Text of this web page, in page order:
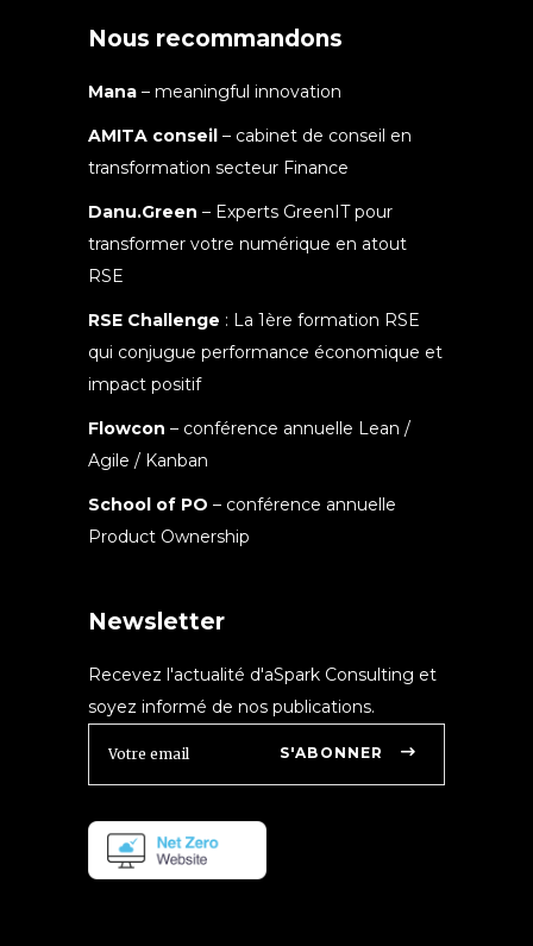
Nous recommandons
Mana – meaningful innovation
AMITA conseil – cabinet de conseil en
transformation secteur Finance
Danu.Green – Experts GreenIT pour
transformer votre numérique en atout
RSE
RSE Challenge : La 1ère formation RSE
qui conjugue performance économique et
impact positif
Flowcon – conférence annuelle Lean /
Agile / Kanban
School of PO – conférence annuelle
Product Ownership
Newsletter
Recevez l'actualité d'aSpark Consulting et
soyez informé de nos publications.
S'ABONNER